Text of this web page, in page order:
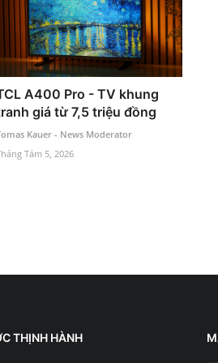
A400 Pro - TV khung
giá từ 7,5 triệu đồng
Kauer - News Moderator
Tám 5, 2026
THỊNH HÀNH